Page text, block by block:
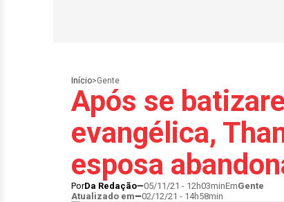
Início>Gente
Após se
evangélica,
esposa
PorDa Redação 05/11/21 - 12h03minEmGente
Atualizado em
02/12/21 - 14h58min